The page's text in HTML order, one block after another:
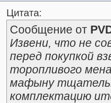
Цитата:
Сообщение от
Извени, что не
перед покупкой
торопливого
мафыну
комплектацию